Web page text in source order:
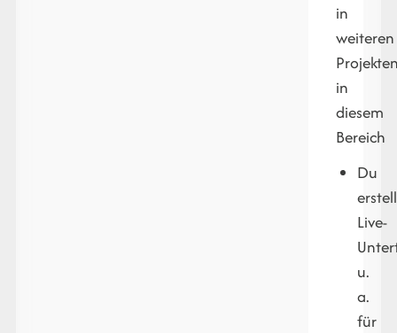
in
weiteren
in
diesem
Bereich
Du
Live-
u.
a.
für